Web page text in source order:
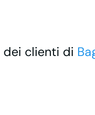
dei clienti di